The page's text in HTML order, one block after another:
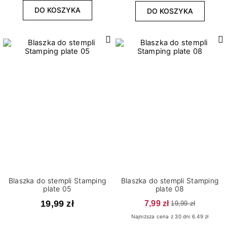
DO KOSZYKA DO KOSZYKA
Blaszka do stempli Stamping
plate 05
19,99 zł
Blaszka do stempli Stamping
plate 08
7,99 zł 19,99 zł
Najniższa cena z 30 dni 6.49 zł